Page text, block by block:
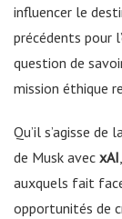
influencer le
précédents pour
question de
mission éthique
Qu’il s’agisse
de Musk avec xAI
auxquels fait
opportunités de